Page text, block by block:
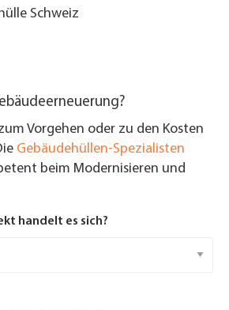
Schweiz
Vorgehen oder zu den Kosten
Gebäudehüllen-Spezialisten
beim Modernisieren und
handelt es sich?